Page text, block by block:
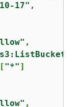
17" ,
,
"*" ]
,